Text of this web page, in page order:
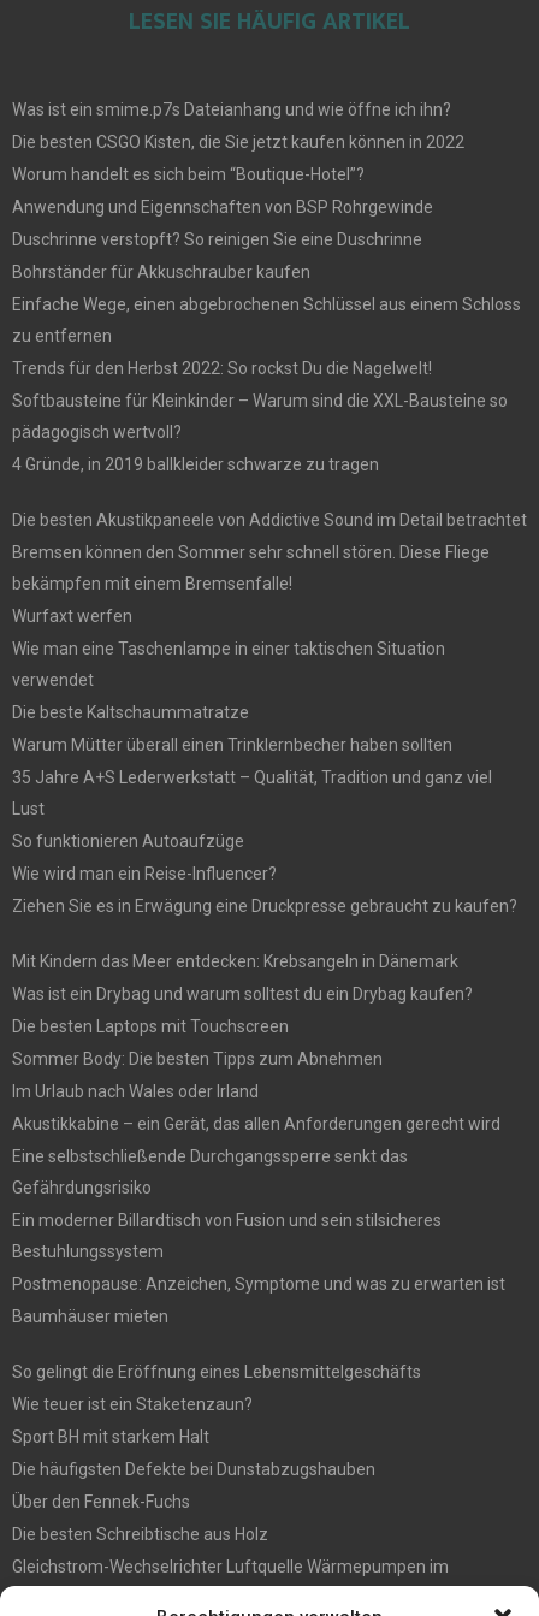
LESEN SIE HÄUFIG ARTIKEL
Was ist ein smime.p7s Dateianhang und wie öffne ich ihn?
Die besten CSGO Kisten, die Sie jetzt kaufen können in 2022
Worum handelt es sich beim “Boutique-Hotel”?
Anwendung und Eigennschaften von BSP Rohrgewinde
Duschrinne verstopft? So reinigen Sie eine Duschrinne
Bohrständer für Akkuschrauber kaufen
Einfache Wege, einen abgebrochenen Schlüssel aus einem Schloss
zu entfernen
Trends für den Herbst 2022: So rockst Du die Nagelwelt!
Softbausteine für Kleinkinder – Warum sind die XXL-Bausteine so
pädagogisch wertvoll?
4 Gründe, in 2019 ballkleider schwarze zu tragen
Die besten Akustikpaneele von Addictive Sound im Detail betrachtet
Bremsen können den Sommer sehr schnell stören. Diese Fliege
bekämpfen mit einem Bremsenfalle!
Wurfaxt werfen
Wie man eine Taschenlampe in einer taktischen Situation
verwendet
Die beste Kaltschaummatratze
Warum Mütter überall einen Trinklernbecher haben sollten
35 Jahre A+S Lederwerkstatt – Qualität, Tradition und ganz viel
Lust
So funktionieren Autoaufzüge
Wie wird man ein Reise-Influencer?
Ziehen Sie es in Erwägung eine Druckpresse gebraucht zu kaufen?
Mit Kindern das Meer entdecken: Krebsangeln in Dänemark
Was ist ein Drybag und warum solltest du ein Drybag kaufen?
Die besten Laptops mit Touchscreen
Sommer Body: Die besten Tipps zum Abnehmen
Im Urlaub nach Wales oder Irland
Akustikkabine – ein Gerät, das allen Anforderungen gerecht wird
Eine selbstschließende Durchgangssperre senkt das
Gefährdungsrisiko
Ein moderner Billardtisch von Fusion und sein stilsicheres
Bestuhlungssystem
Postmenopause: Anzeichen, Symptome und was zu erwarten ist
Baumhäuser mieten
So gelingt die Eröffnung eines Lebensmittelgeschäfts
Wie teuer ist ein Staketenzaun?
Sport BH mit starkem Halt
Die häufigsten Defekte bei Dunstabzugshauben
Über den Fennek-Fuchs
Die besten Schreibtische aus Holz
Gleichstrom-Wechselrichter Luftquelle Wärmepumpen im